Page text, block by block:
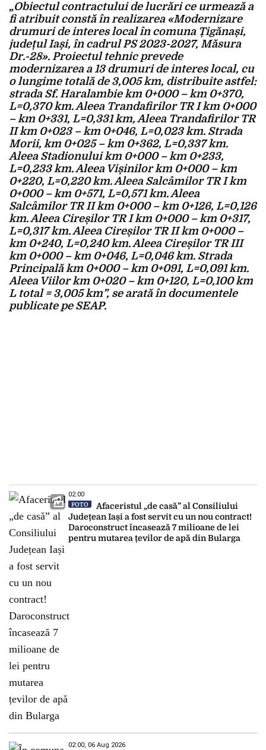
„Obiectul contractului de lucrări ce urmează a
fi atribuit constă în realizarea «Modernizare
drumuri de interes local în comuna Țigănași,
județul Iași, în cadrul PS 2023-2027, Măsura
Dr.-28». Proiectul tehnic prevede
modernizarea a 13 drumuri de interes local, cu
o lungime totală de 3,005 km, distribuite astfel:
strada Sf. Haralambie km 0+000 – km 0+370,
L=0,370 km. Aleea Trandafirilor TR I km 0+000
– km 0+331, L=0,331 km, Aleea Trandafirilor TR
II km 0+023 – km 0+046, L=0,023 km. Strada
Morii, km 0+025 – km 0+362, L=0,337 km.
Aleea Stadionului km 0+000 – km 0+233,
L=0,233 km. Aleea Vișinilor km 0+000 – km
0+220, L=0,220 km. Aleea Salcâmilor TR I km
0+000 – km 0+571, L=0,571 km. Aleea
Salcâmilor TR II km 0+000 – km 0+126, L=0,126
km. Aleea Cireșilor TR I km 0+000 – km 0+317,
L=0,317 km. Aleea Cireșilor TR II km 0+000 –
km 0+240, L=0,240 km. Aleea Cireșilor TR III
km 0+000 – km 0+046, L=0,046 km. Strada
Principală km 0+000 – km 0+091, L=0,091 km.
Aleea Viilor km 0+020 – km 0+120, L=0,100 km
L total = 3,005 km”, se arată în documentele
publicate pe SEAP.
02:00
FOTO
Afaceristul „de casă” al Consiliului
Județean Iași a fost servit cu un nou contract!
Daroconstruct încasează 7 milioane de lei
pentru mutarea țevilor de apă din Bularga
02:00, 06 Aug 2026